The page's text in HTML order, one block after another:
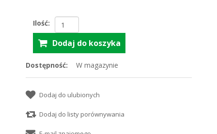
Ilość:
Dostępność: W magazynie